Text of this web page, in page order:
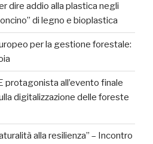
dire addio alla plastica negli
di legno e bioplastica
per la gestione forestale:
protagonista all’evento finale
digitalizzazione delle foreste
alla resilienza” – Incontro